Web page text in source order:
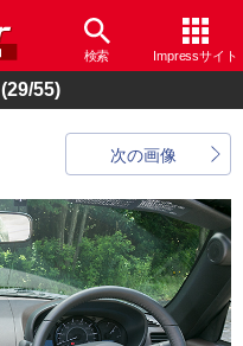
検索 Impressサイト
(29/55)
次の画像